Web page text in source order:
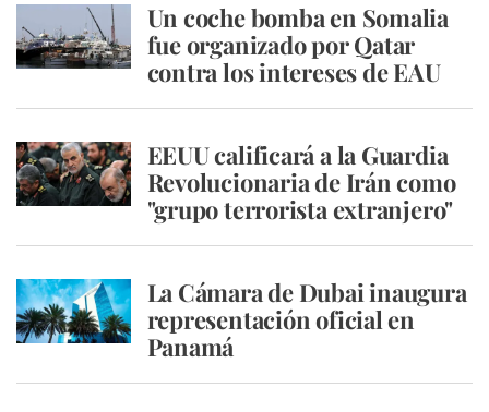
Un coche bomba en Somalia
fue organizado por Qatar
contra los intereses de EAU
EEUU calificará a la Guardia
Revolucionaria de Irán como
"grupo terrorista extranjero"
La Cámara de Dubai inaugura
representación oficial en
Panamá